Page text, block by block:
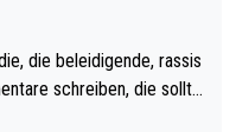
war bei Archie Self letzt
Weltmeister durch
Mitchel sich das (in Ve
die PDC-WM als Zi
die beleidigende, rassis
schreiben, die sollte